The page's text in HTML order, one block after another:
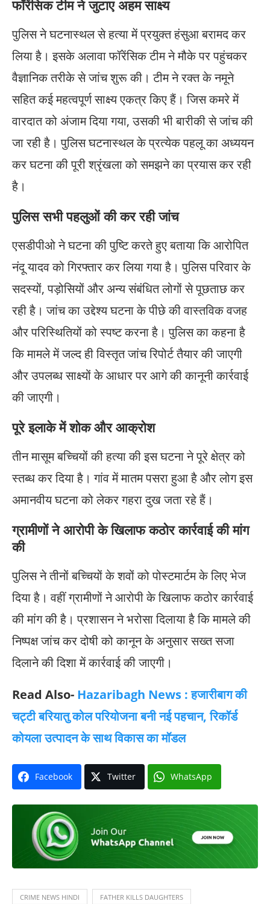
फॉरेंसिक टीम ने जुटाए अहम साक्ष्य
पुलिस ने घटनास्थल से हत्या में प्रयुक्त हंसुआ बरामद कर
लिया है। इसके अलावा फॉरेंसिक टीम ने मौके पर पहुंचकर
वैज्ञानिक तरीके से जांच शुरू की। टीम ने रक्त के नमूने
सहित कई महत्वपूर्ण साक्ष्य एकत्र किए हैं। जिस कमरे में
वारदात को अंजाम दिया गया, उसकी भी बारीकी से जांच की
जा रही है। पुलिस घटनास्थल के प्रत्येक पहलू का अध्ययन
कर घटना की पूरी श्रृंखला को समझने का प्रयास कर रही
है।
पुलिस सभी पहलुओं की कर रही जांच
एसडीपीओ ने घटना की पुष्टि करते हुए बताया कि आरोपित
नंदू यादव को गिरफ्तार कर लिया गया है। पुलिस परिवार के
सदस्यों, पड़ोसियों और अन्य संबंधित लोगों से पूछताछ कर
रही है। जांच का उद्देश्य घटना के पीछे की वास्तविक वजह
और परिस्थितियों को स्पष्ट करना है। पुलिस का कहना है
कि मामले में जल्द ही विस्तृत जांच रिपोर्ट तैयार की जाएगी
और उपलब्ध साक्ष्यों के आधार पर आगे की कानूनी कार्रवाई
की जाएगी।
पूरे इलाके में शोक और आक्रोश
तीन मासूम बच्चियों की हत्या की इस घटना ने पूरे क्षेत्र को
स्तब्ध कर दिया है। गांव में मातम पसरा हुआ है और लोग इस
अमानवीय घटना को लेकर गहरा दुख जता रहे हैं।
ग्रामीणों ने आरोपी के खिलाफ कठोर कार्रवाई की मांग
की
पुलिस ने तीनों बच्चियों के शवों को पोस्टमार्टम के लिए भेज
दिया है। वहीं ग्रामीणों ने आरोपी के खिलाफ कठोर कार्रवाई
की मांग की है। प्रशासन ने भरोसा दिलाया है कि मामले की
निष्पक्ष जांच कर दोषी को कानून के अनुसार सख्त सजा
दिलाने की दिशा में कार्रवाई की जाएगी।
Read Also- Hazaribagh News : हजारीबाग की
चट्टी बरियातु कोल परियोजना बनी नई पहचान, रिकॉर्ड
कोयला उत्पादन के साथ विकास का मॉडल
Facebook Twitter WhatsApp
CRIME NEWS HINDI FATHER KILLS DAUGHTERS